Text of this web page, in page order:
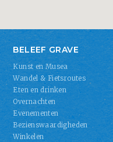
BELEEF GRAVE
Kunst en Musea
Wandel & Fietsroutes
Eten en drinken
Overnachten
Evenementen
Bezienswaardigheden
Winkelen